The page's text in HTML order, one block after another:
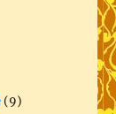
(9)